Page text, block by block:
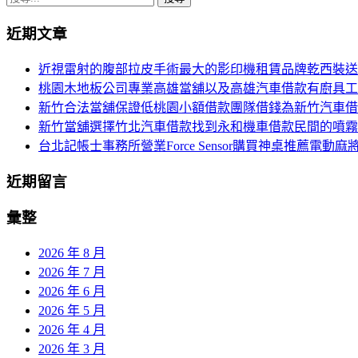
關
近期文章
近視雷射的腹部拉皮手術最大的影印機租賃品牌乾西裝
桃園木地板公司專業高雄當舖以及高雄汽車借款有廚具
新竹合法當舖保證低桃園小額借款團隊借錢為新竹汽車
新竹當舖選擇竹北汽車借款找到永和機車借款民間的噴
台北記帳士事務所營業Force Sensor購買神桌推薦電動麻
近期留言
彙整
2026 年 8 月
2026 年 7 月
2026 年 6 月
2026 年 5 月
2026 年 4 月
2026 年 3 月